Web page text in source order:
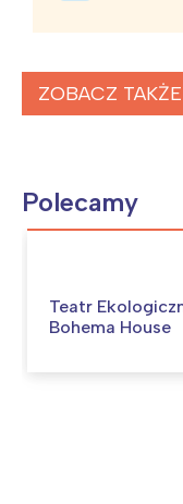
ZOBACZ
Polecamy
Teatr
Bohema House